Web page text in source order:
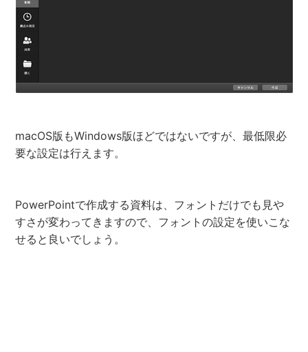
macOS版もWindows版ほどではないですが、最低限必
要な設定は行えます。
PowerPointで作成する資料は、フォントだけでも見や
すさが変わってきますので、フォントの設定を使いこな
せると良いでしょう。